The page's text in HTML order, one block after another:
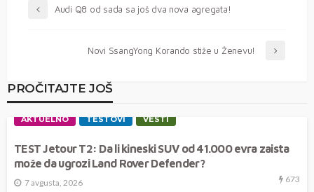
Audi Q8 od sada sa još dva nova agregata!
Novi SsangYong Korando stiže u Ženevu!
PROČITAJTE JOŠ
AKTUELNO TESTOVI VESTI
TEST Jetour T2: Da li kineski SUV od 41.000 evra zaista
može da ugrozi Land Rover Defender?
7 avgusta, 2026 673